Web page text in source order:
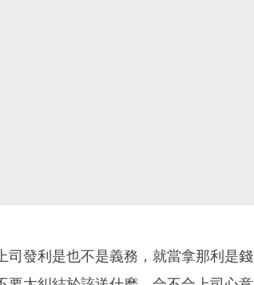
發利是也不是義務，就當拿那利是錢